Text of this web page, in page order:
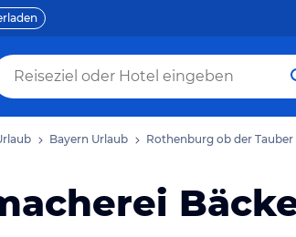
Bayern Urlaub Rothenburg ob der Tauber